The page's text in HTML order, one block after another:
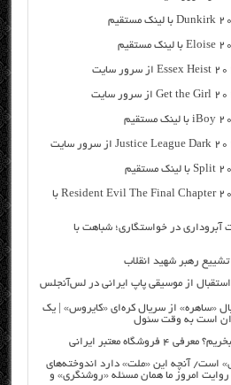
دانلود رایگان فیلم خارجی Resident Evil The Final Chapter 2017 با
در خواستگاری؛ شباهت با
استقبال از موسیقی پاپ ایرانی در لس‌آنجلس
«ساهره» از سریال کره‌ای «کایروس» | یک
است به وقت سئول
معتبر ایرانی
است/ آنچه این «ملت» دارد اندوخته‌های
امروز ما همان مسئله «روشنگری» و